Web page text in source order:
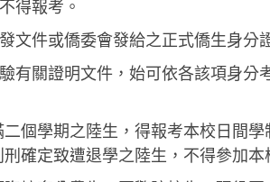
得報考。
文件或僑委會發給之正式僑生身分
有關證明文件，始可依各該項身分
個學期之陸生，得報考本校日間
確定致遭退學之陸生，不得參加本